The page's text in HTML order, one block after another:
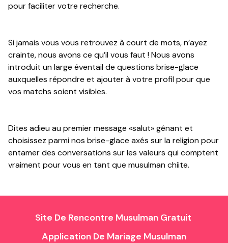
pour faciliter votre recherche.
Si jamais vous vous retrouvez à court de mots, n’ayez
crainte, nous avons ce qu’il vous faut ! Nous avons
introduit un large éventail de questions brise-glace
auxquelles répondre et ajouter à votre profil pour que
vos matchs soient visibles.
Dites adieu au premier message «salut» gênant et
choisissez parmi nos brise-glace axés sur la religion pour
entamer des conversations sur les valeurs qui comptent
vraiment pour vous en tant que musulman chiite.
Site De Rencontre Musulman Gratuit
Application De Mariage Musulman